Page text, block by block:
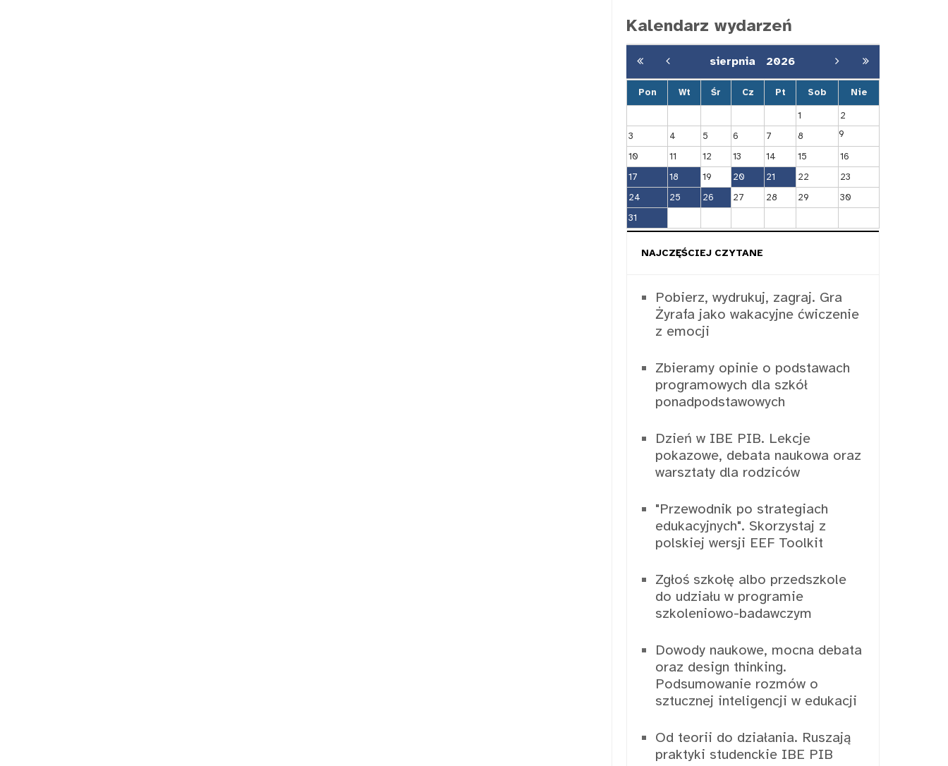
Kalendarz wydarzeń
sierpnia 2026
Pon Wt Śr Cz Pt Sob Nie
1
2
3
4 5 6 7 8
9
10
11 12 13 14 15
16
17
18 19 20 21 22
23
24
25 26 27 28 29
30
31
NAJCZĘŚCIEJ CZYTANE
Pobierz, wydrukuj, zagraj. Gra
Żyrafa jako wakacyjne ćwiczenie
z emocji
Zbieramy opinie o podstawach
programowych dla szkół
ponadpodstawowych
Dzień w IBE PIB. Lekcje
pokazowe, debata naukowa oraz
warsztaty dla rodziców
"Przewodnik po strategiach
edukacyjnych". Skorzystaj z
polskiej wersji EEF Toolkit
Zgłoś szkołę albo przedszkole
do udziału w programie
szkoleniowo-badawczym
Dowody naukowe, mocna debata
oraz design thinking.
Podsumowanie rozmów o
sztucznej inteligencji w edukacji
Od teorii do działania. Ruszają
praktyki studenckie IBE PIB